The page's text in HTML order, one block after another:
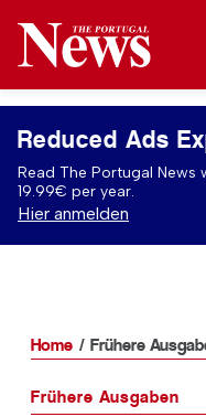
Reduced Ads
Read The Portugal
19.99€ per year.
Hier anmelden
Home Frühere
Frühere Ausgaben